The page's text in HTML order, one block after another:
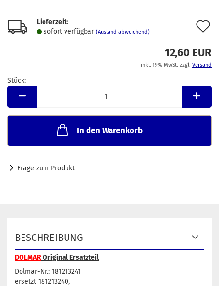
Lieferzeit:
sofort verfügbar (Ausland abweichend)
12,60 EUR
inkl. 19% MwSt. zzgl. Versand
Stück:
Stück
In den Warenkorb
Frage zum Produkt
BESCHREIBUNG
DOLMAROriginal Ersatzteil
Dolmar-Nr.: 181213241
ersetzt 181213240,